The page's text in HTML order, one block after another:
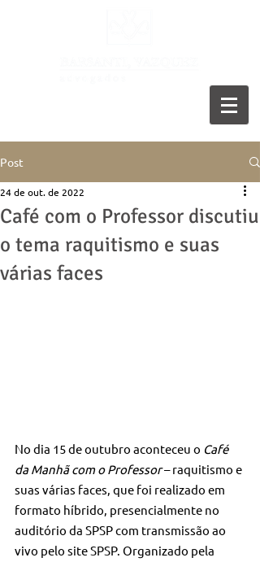
Post
Café com o Professor discutiu
o tema raquitismo e suas
várias faces
24 de out. de 2022
No dia 15 de outubro aconteceu o Café
da Manhã com o Professor – raquitismo e
suas várias faces, que foi realizado em
formato híbrido, presencialmente no
auditório da SPSP com transmissão ao
vivo pelo site SPSP. Organizado pela